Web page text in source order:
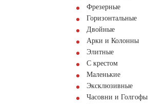
Фрезерные
Горизонтальные
Двойные
Арки и Колонны
Элитные
С крестом
Маленькие
Эксклюзивные
Часовни и Голгофы